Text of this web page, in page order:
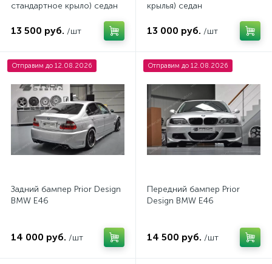
стандартное крыло) седан
13 500 руб. /шт
крылья) седан
13 000 руб. /шт
Отправим до 12.08.2026
Задний бампер Prior Design
BMW E46
14 000 руб. /шт
Отправим до 12.08.2026
Передний бампер Prior
Design BMW E46
14 500 руб. /шт